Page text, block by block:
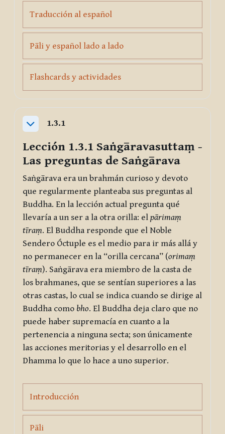
Traducción al españolPage
Pāli y español lado a ladoPage
Flashcards y actividadesPage
Collapse
1.3.1
Lección 1.3.1 Saṅgāravasuttaṃ -
Las preguntas de Saṅgārava
Saṅgārava era un brahmán curioso y devoto
que regularmente planteaba sus preguntas al
Buddha. En la lección actual pregunta qué
llevaría a un ser a la otra orilla: el pārimaṃ
tīraṃ. El Buddha responde que el Noble
Sendero Óctuple es el medio para ir más allá y
no permanecer en la “orilla cercana” (orimaṃ
tīraṃ). Saṅgārava era miembro de la casta de
los brahmanes, que se sentían superiores a las
otras castas, lo cual se indica cuando se dirige al
Buddha como bho. El Buddha deja claro que no
puede haber supremacía en cuanto a la
pertenencia a ninguna secta; son únicamente
las acciones meritorias y el desarrollo en el
Dhamma lo que lo hace a uno superior.
IntroducciónPage
PāliPage